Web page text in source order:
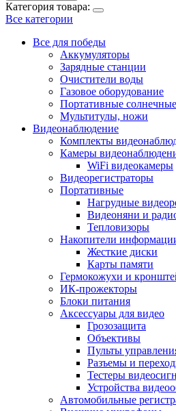
Категория товара:
Все категории
Все для победы
Аккумуляторы
Зарядные станции
Очистители воды
Газовое оборудование
Портативные
Мультитулы, ножи
Видеонаблюдение
Комплекты
Камеры
WiFi видеокамеры
Видеорегистраторы
Портативные
Нагрудные
Видеоняни и
Тепловизоры
Накопители
Жесткие диски
Карты памяти
Гермокожухи и
ИК-прожекторы
Блоки питания
Аксессуары для видео
Грозозащита
Объективы
Пульты
Разъемы и
Тестеры
Устройства
Автомобильные